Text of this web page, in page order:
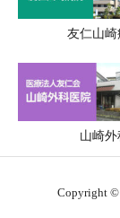
友仁山崎
山崎外
Copyright ©